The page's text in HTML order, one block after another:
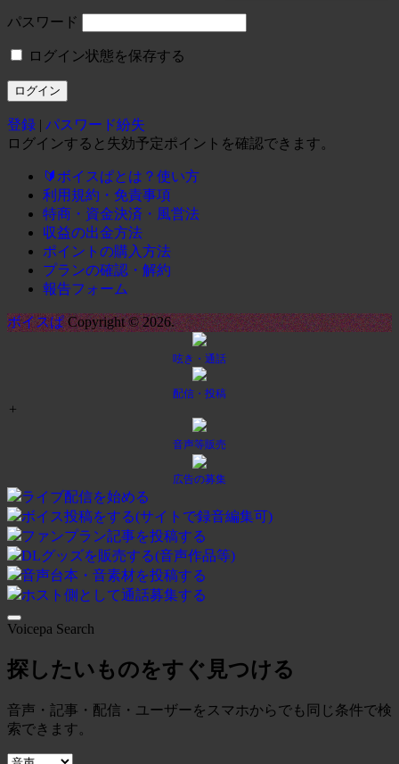
パスワード
ログイン状態を保存する
登録 | パスワード紛失
ログインすると失効予定ポイントを確認できます。
🔰ボイスぱとは？使い方
利用規約・免責事項
特商・資金決済・風営法
収益の出金方法
ポイントの購入方法
プランの確認・解約
報告フォーム
ボイスぱCopyright © 2026.
呟き・通話
配信・投稿
+
音声等販売
広告の募集
ライブ配信を始める
ボイス投稿をする(サイトで録音編集可)
ファンプラン記事を投稿する
DLグッズを販売する(音声作品等)
音声台本・音素材を投稿する
ホスト側として通話募集する
Voicepa Search
探したいものをすぐ見つける
音声・記事・配信・ユーザーをスマホからでも同じ条件で検
索できます。
検